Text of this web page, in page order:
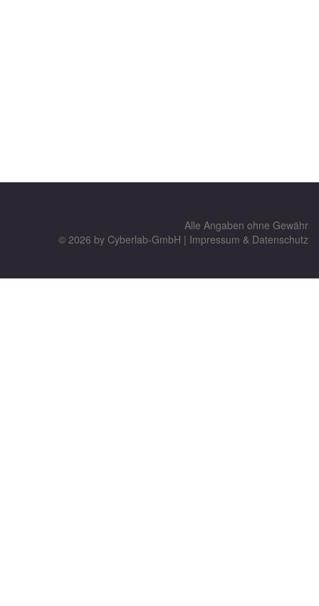
Alle Angaben ohne Gewähr
© 2026 by Cyberlab-GmbH | Impressum & Datenschutz